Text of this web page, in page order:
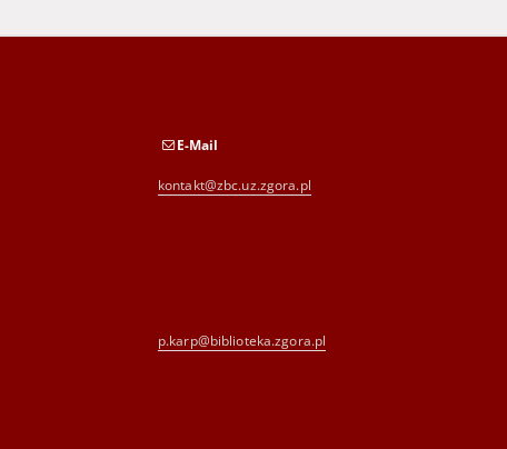
E-Mail
kontakt@zbc.uz.zgora.pl
p.karp@biblioteka.zgora.pl